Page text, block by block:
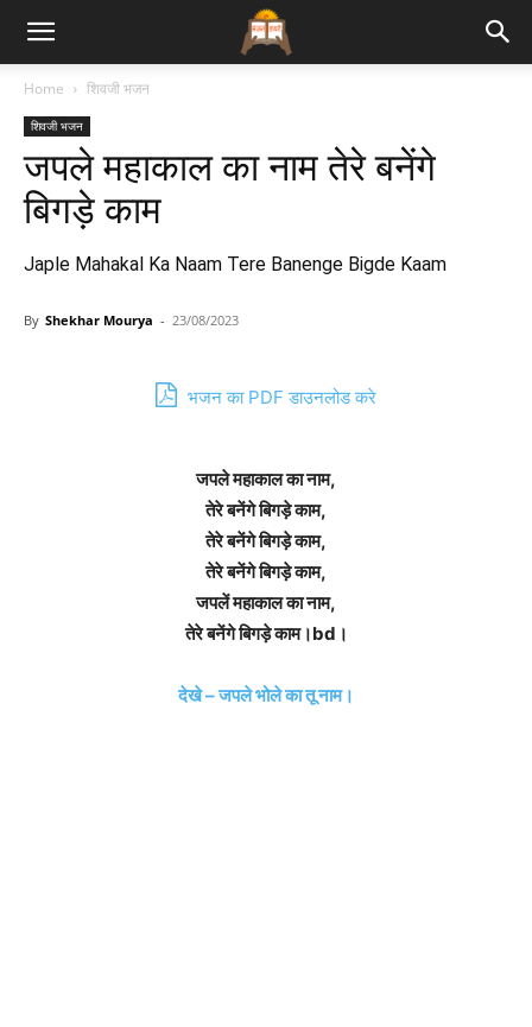
Bhajan
Lyrics
Home शिवजी भजन
शिवजी भजन
जपले महाकाल का नाम तेरे बनेंगे
बिगड़े काम
Japle Mahakal Ka Naam Tere Banenge Bigde Kaam
By Shekhar Mourya - 23/08/2023
भजन का PDF डाउनलोड करे
जपले महाकाल का नाम,
तेरे बनेंगे बिगड़े काम,
तेरे बनेंगे बिगड़े काम,
तेरे बनेंगे बिगड़े काम,
जपलें महाकाल का नाम,
तेरे बनेंगे बिगड़े काम।bd।
देखे – जपले भोले‌ का‌ तू नाम।